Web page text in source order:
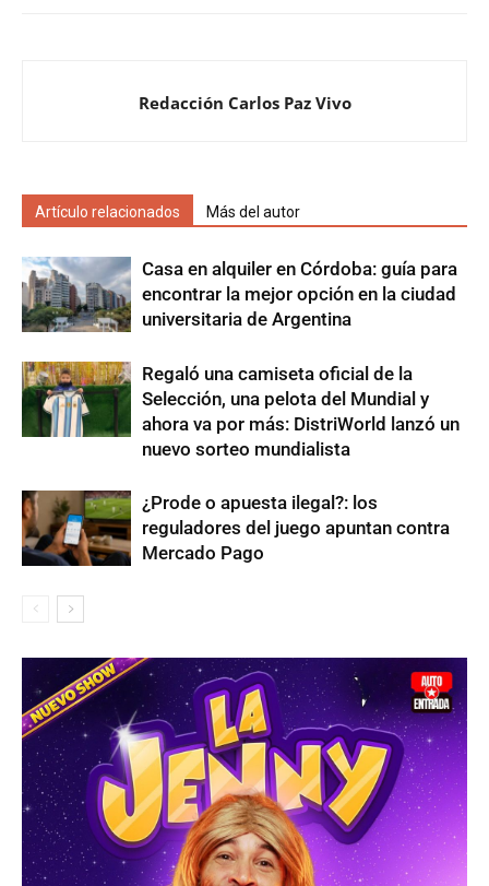
Redacción Carlos Paz Vivo
Artículo relacionados Más del autor
Casa en alquiler en Córdoba: guía para
encontrar la mejor opción en la ciudad
universitaria de Argentina
Regaló una camiseta oficial de la
Selección, una pelota del Mundial y
ahora va por más: DistriWorld lanzó un
nuevo sorteo mundialista
¿Prode o apuesta ilegal?: los
reguladores del juego apuntan contra
Mercado Pago